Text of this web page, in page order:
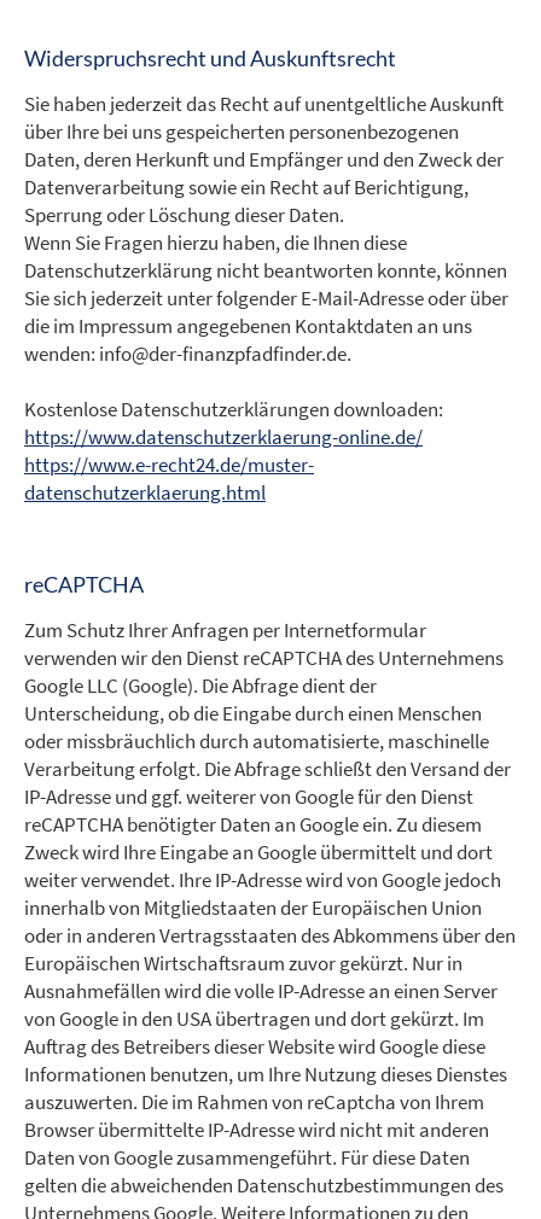
Widerspruchsrecht und Auskunftsrecht
Sie haben jederzeit das Recht auf unentgeltliche Auskunft
über Ihre bei uns gespeicherten personenbezogenen
Daten, deren Herkunft und Empfänger und den Zweck der
Datenverarbeitung sowie ein Recht auf Berichtigung,
Sperrung oder Löschung dieser Daten.
Wenn Sie Fragen hierzu haben, die Ihnen diese
Datenschutzerklärung nicht beantworten konnte, können
Sie sich jederzeit unter folgender E-Mail-Adresse oder über
die im Impressum angegebenen Kontaktdaten an uns
wenden: info@der-finanzpfadfinder.de.
Kostenlose Datenschutzerklärungen downloaden:
https://www.datenschutzerklaerung-online.de/
https://www.e-recht24.de/muster-
datenschutzerklaerung.html
reCAPTCHA
Zum Schutz Ihrer Anfragen per Internetformular
verwenden wir den Dienst reCAPTCHA des Unternehmens
Google LLC (Google). Die Abfrage dient der
Unterscheidung, ob die Eingabe durch einen Menschen
oder missbräuchlich durch automatisierte, maschinelle
Verarbeitung erfolgt. Die Abfrage schließt den Versand der
IP-Adresse und ggf. weiterer von Google für den Dienst
reCAPTCHA benötigter Daten an Google ein. Zu diesem
Zweck wird Ihre Eingabe an Google übermittelt und dort
weiter verwendet. Ihre IP-Adresse wird von Google jedoch
innerhalb von Mitgliedstaaten der Europäischen Union
oder in anderen Vertragsstaaten des Abkommens über den
Europäischen Wirtschaftsraum zuvor gekürzt. Nur in
Ausnahmefällen wird die volle IP-Adresse an einen Server
von Google in den USA übertragen und dort gekürzt. Im
Auftrag des Betreibers dieser Website wird Google diese
Informationen benutzen, um Ihre Nutzung dieses Dienstes
auszuwerten. Die im Rahmen von reCaptcha von Ihrem
Browser übermittelte IP-Adresse wird nicht mit anderen
Daten von Google zusammengeführt. Für diese Daten
gelten die abweichenden Datenschutzbestimmungen des
Unternehmens Google. Weitere Informationen zu den